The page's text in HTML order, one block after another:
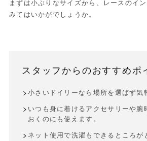
まずは小ぶりなサイズから、レースのイ
みてはいかがでしょうか。
スタッフからのおすすめポ
小さいドイリーなら場所を選ばず気
いつも身に着けるアクセサリーや腕
おくのにも使えます。
ネット使用で洗濯もできるところが